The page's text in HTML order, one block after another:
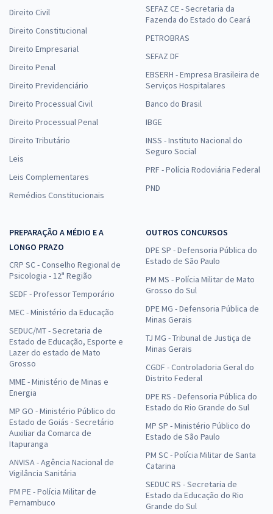
Direito Civil
Direito Constitucional
Direito Empresarial
Direito Penal
Direito Previdenciário
Direito Processual Civil
Direito Processual Penal
Direito Tributário
Leis
Leis Complementares
Remédios Constitucionais
SEFAZ CE - Secretaria da
Fazenda do Estado do Ceará
PETROBRAS
SEFAZ DF
EBSERH - Empresa Brasileira de
Serviços Hospitalares
Banco do Brasil
IBGE
INSS - Instituto Nacional do
Seguro Social
PRF - Polícia Rodoviária Federal
PND
PREPARAÇÃO A MÉDIO E A
LONGO PRAZO
CRP SC - Conselho Regional de
Psicologia - 12ª Região
SEDF - Professor Temporário
MEC - Ministério da Educação
SEDUC/MT - Secretaria de
Estado de Educação, Esporte e
Lazer do estado de Mato
Grosso
MME - Ministério de Minas e
Energia
MP GO - Ministério Público do
Estado de Goiás - Secretário
Auxiliar da Comarca de
Itapuranga
ANVISA - Agência Nacional de
Vigilância Sanitária
PM PE - Polícia Militar de
Pernambuco
OUTROS CONCURSOS
DPE SP - Defensoria Pública do
Estado de São Paulo
PM MS - Polícia Militar de Mato
Grosso do Sul
DPE MG - Defensoria Pública de
Minas Gerais
TJ MG - Tribunal de Justiça de
Minas Gerais
CGDF - Controladoria Geral do
Distrito Federal
DPE RS - Defensoria Pública do
Estado do Rio Grande do Sul
MP SP - Ministério Público do
Estado de São Paulo
PM SC - Polícia Militar de Santa
Catarina
SEDUC RS - Secretaria de
Estado da Educação do Rio
Grande do Sul